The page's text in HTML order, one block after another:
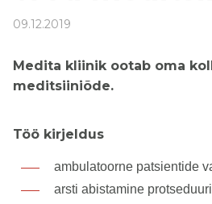
09.12.2019
Medita kliinik ootab oma
meditsiiniõde.
Töö kirjeldus
ambulatoorne patsientide
arsti abistamine